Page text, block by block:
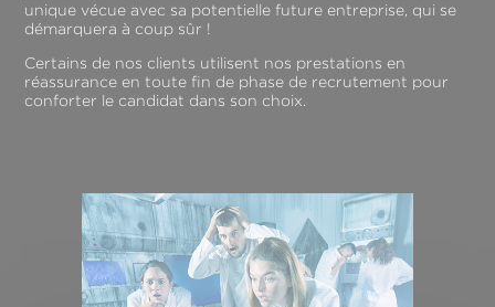
unique vécue avec sa potentielle future entreprise, qui se
démarquera à coup sûr !
Certains de nos clients utilisent nos prestations en
réassurance en toute fin de phase de recrutement pour
conforter le candidat dans son choix.